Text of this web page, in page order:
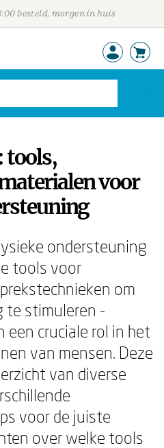
besteld, morgen in huis
tools,
voor
ondersteuning
tools voor
om
te stimuleren -
een cruciale rol in het
van mensen. Deze
van diverse
voor de juiste
over welke tools